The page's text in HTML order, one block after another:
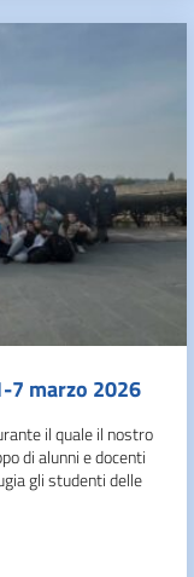
7 marzo 2026
il quale il nostro
di alunni e docenti
gli studenti delle